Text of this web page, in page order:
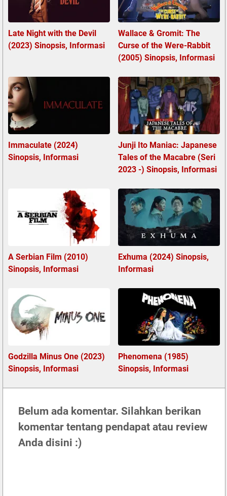
Late Night with the Devil
(2023) Sinopsis, Informasi
Wallace & Gromit: The
Curse of the Were-Rabbit
(2005) Sinopsis, Informasi
Immaculate (2024)
Sinopsis, Informasi
Junji Ito Maniac: Japanese
Tales of the Macabre (Seri
2023 -) Sinopsis, Informasi
A Serbian Film (2010)
Sinopsis, Informasi
Exhuma (2024) Sinopsis,
Informasi
Godzilla Minus One (2023)
Sinopsis, Informasi
Phenomena (1985)
Sinopsis, Informasi
Belum ada komentar. Silahkan berikan
komentar tentang pendapat atau review
Anda disini :)